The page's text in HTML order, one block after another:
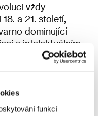
funkcí
vždy
a 21. století,
dominující
s intelektuálním
nejednoznačnou
odvěký boj
a
jej můžete od 18